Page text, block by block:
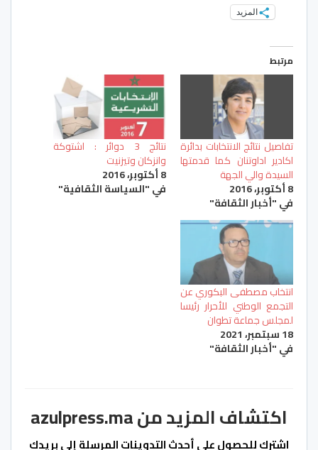
المزيد
مرتبط
تفاصيل نتائج الانتخابات بدائرة
اكادير اداوتنان كما قدمتها
السيدة والي الجهة
8 أكتوبر، 2016
في "أخبار الثقافة"
نتائج 3 دوائر : اشتوكة
وانزكان وتيزنيت
8 أكتوبر، 2016
في "السياسة الثقافية"
انتخاب مصطفى البكوري عن
التجمع الوطني للأحرار رئيسا
لمجلس جماعة تطوان
18 سبتمبر، 2021
في "أخبار الثقافة"
اكتشاف المزيد من azulpress.ma
اشترك للحصول على أحدث التدوينات المرسلة إلى بريدك